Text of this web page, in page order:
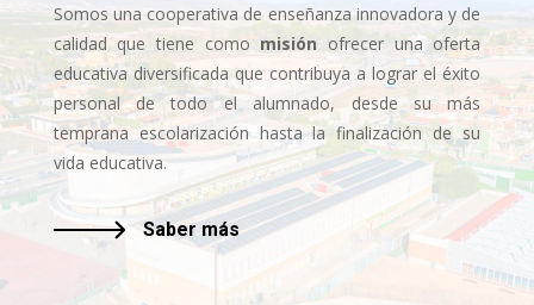
Somos una cooperativa de enseñanza innovadora y de
calidad que tiene como misión ofrecer una oferta
educativa diversificada que contribuya a lograr el éxito
personal de todo el alumnado, desde su más
temprana escolarización hasta la finalización de su
vida educativa.
Saber más